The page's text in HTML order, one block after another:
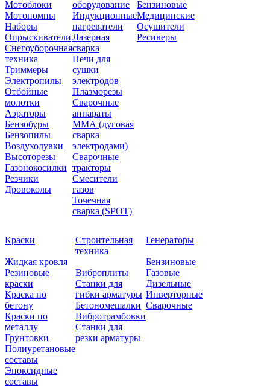
Мотоблоки
Мотопомпы
Наборы
Опрыскиватели
Снегоуборочная
техника
Триммеры
Электропилы
Отбойные
молотки
Аэраторы
Бензобуры
Бензопилы
Воздуходувки
Высоторезы
Газонокосилки
Резчики
Дровоколы
оборудование
Индукционные
нагреватели
Лазерная
сварка
Печи для
сушки
электродов
Плазморезы
Сварочные
аппараты
ММА (дуговая
сварка
электродами)
Сварочные
тракторы
Смесители
газов
Точечная
сварка (SPOT)
Бензиновые
Медицинские
Осушители
Ресиверы
Краски
Жидкая кровля
Резиновые
краски
Краска по
бетону
Краски по
металлу
Грунтовки
Полиуретановые
составы
Эпоксидные
составы
Строительная
техника
Виброплиты
Станки для
гибки арматуры
Бетономешалки
Вибротрамбовки
Станки для
резки арматуры
Генераторы
Бензиновые
Газовые
Дизельные
Инверторные
Сварочные